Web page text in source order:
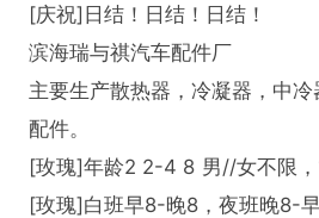
[庆祝]日结！日结！日结！
滨海瑞与祺汽车配件厂
主要生产散热器，冷凝器，中
配件。
[玫瑰]年龄2 2-4 8 男//女不限，
[玫瑰]白班早8-晚8，夜班晚8-